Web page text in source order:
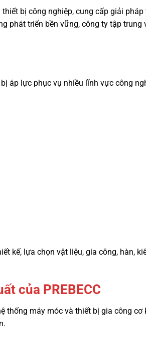
bị công nghiệp, cung cấp giải
phát triển bền vững, công ty tập trung
áp lực phục vụ nhiều lĩnh vực công
kế, lựa chọn vật liệu, gia công, hàn,
của PREBECC
thống máy móc và thiết bị gia công cơ